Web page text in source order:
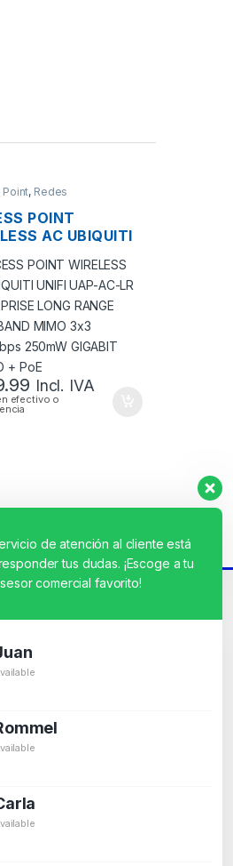
, Redes
POINT
AC UBIQUITI
AC-LR
LONG
DUAL BAND
3×3 1300MBPS
GIGABIT
+ POE
Incl. IVA
efectivo o
de atención al cliente está
tus dudas. ¡Escoge a tu
comercial favorito!